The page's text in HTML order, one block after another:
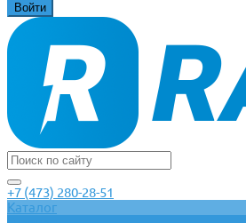
+7 (473) 280-28-51
Каталог